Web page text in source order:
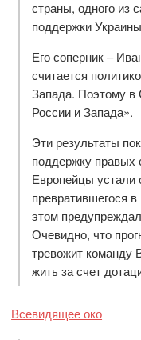
страны, одного из
поддержки
Его соперник –
считается
Запада. Поэтому
России и Запада».
Эти результаты
поддержку правых
Европейцы устали
превратившегося
этом
Очевидно, что
тревожит команду
жить за счет
Всевидящее око